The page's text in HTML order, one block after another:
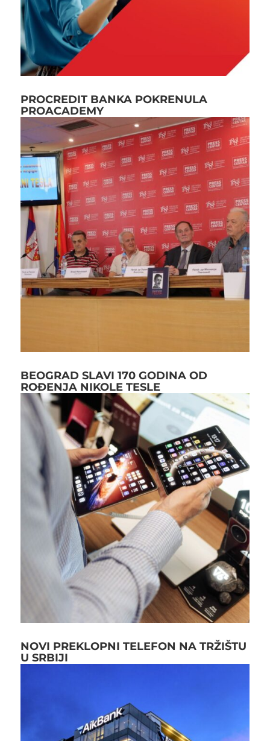
PROCREDIT BANKA POKRENULA
PROACADEMY
BEOGRAD SLAVI 170 GODINA OD
ROĐENJA NIKOLE TESLE
NOVI PREKLOPNI TELEFON NA TRŽIŠTU
U SRBIJI